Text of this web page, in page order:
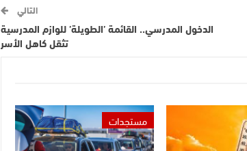
التالي
الدخول المدرسي.. القائمة ’الطويلة’ للوازم المدرسية
تثقل كاهل الأسر
مستجدات